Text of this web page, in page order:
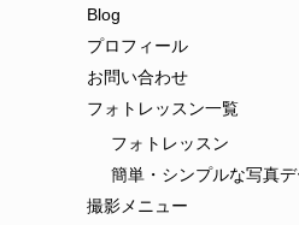
Blog
プロフィール
お問い合わせ
フォトレッスン一覧
フォトレッスン
簡単・シンプルな写真
撮影メニュー